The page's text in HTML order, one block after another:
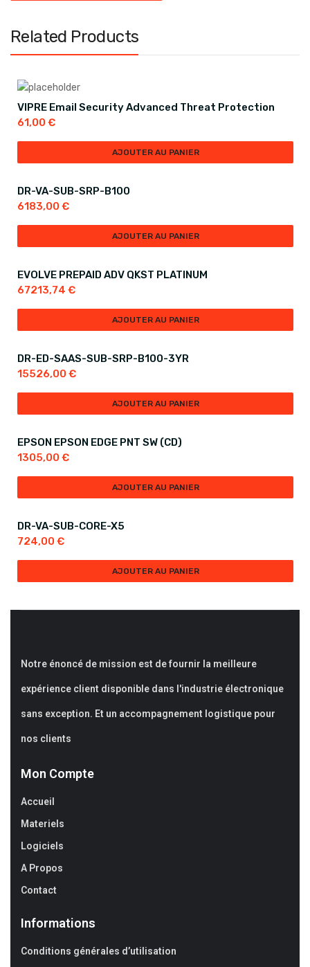
Related Products
VIPRE Email Security Advanced Threat Protection
61,00 €
AJOUTER AU PANIER
DR-VA-SUB-SRP-B100
6183,00 €
AJOUTER AU PANIER
EVOLVE PREPAID ADV QKST PLATINUM
67213,74 €
AJOUTER AU PANIER
DR-ED-SAAS-SUB-SRP-B100-3YR
15526,00 €
AJOUTER AU PANIER
EPSON EPSON EDGE PNT SW (CD)
1305,00 €
AJOUTER AU PANIER
DR-VA-SUB-CORE-X5
724,00 €
AJOUTER AU PANIER
Notre énoncé de mission est de fournir la meilleure
expérience client disponible dans l'industrie électronique
sans exception. Et un accompagnement logistique pour
nos clients
Mon Compte
Accueil
Materiels
Logiciels
A Propos
Contact
Informations
Conditions générales d’utilisation